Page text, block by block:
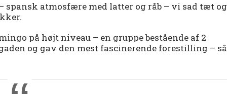
spansk atmosfære med latter og råb – vi sad tæt og
på højt niveau – en gruppe bestående af 2
og gav den mest fascinerende forestilling – så